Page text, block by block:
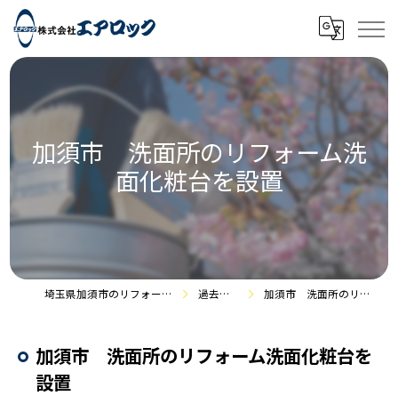
加須市 洗面所のリフォーム洗
面化粧台を設置
埼玉県加須市のリフォームなら株式会社エアロック 過去の施工事例 加須市 洗面所のリフォーム洗面化粧台を設置
加須市 洗面所のリフォーム洗面化粧台を
設置